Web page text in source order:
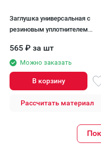
Заглушка универсальная с
резиновым уплотнителем
Коричневый 125/90
565 ₽ за шт
Можно заказать
В корзину
Рассчитать материал